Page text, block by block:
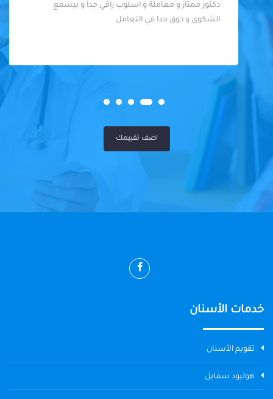
دكتور ممتاز و معاملة و اسلوب راقي جدا و بيسمع
الشكوى و ذوق جدا في التعامل
اضف تقييمك
خدمات الأسنان
تقويم الأسنان
هوليود سمايل